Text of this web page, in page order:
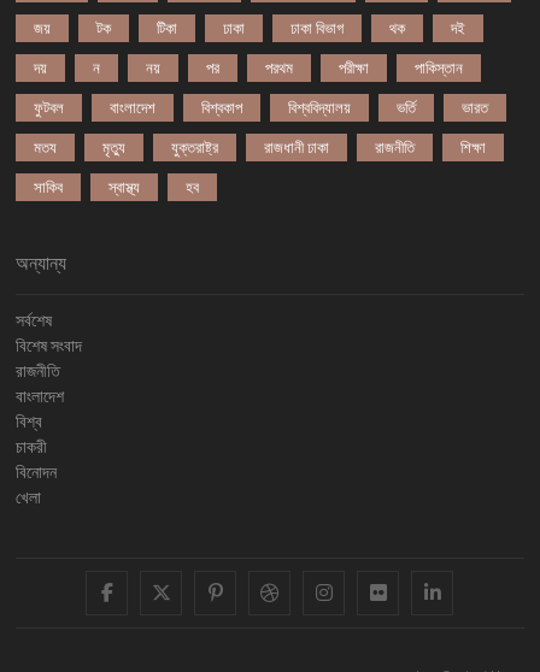
জয় টক টিকা ঢাকা ঢাকা বিভাগ থক দই
দয় ন নয় পর পরথম পরীক্ষা পাকিস্তান
ফুটবল বাংলাদেশ বিশ্বকাপ বিশ্ববিদ্যালয় ভর্তি ভারত
মতয মৃত্যু যুক্তরাষ্ট্র রাজধানী ঢাকা রাজনীতি শিক্ষা
সাকিব স্বাস্থ্য হব
অন্যান্য
সর্বশেষ
বিশেষ সংবাদ
রাজনীতি
বাংলাদেশ
বিশ্ব
চাকরী
বিনোদন
খেলা
facebooktwitter
pinterest
dribbbleinstagram
flickr